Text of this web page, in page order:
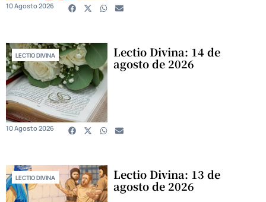
10 Agosto 2026
LECTIO DIVINA Lectio Divina: 14 de
agosto de 2026
10 Agosto 2026
LECTIO DIVINA Lectio Divina: 13 de
agosto de 2026